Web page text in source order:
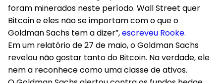
foram minerados neste período. Wall Street quer
Bitcoin e eles não se importam com o que o
Goldman Sachs tem a dizer”,escreveu Rooke.
Em um relatório de 27 de maio, o Goldman Sachs
revelou não gostar tanto do Bitcoin. Na verdade, ele
nem a reconhece como uma classe de ativos.